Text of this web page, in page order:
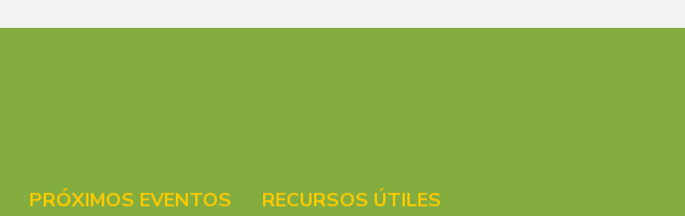
PRÓXIMOS EVENTOS
RECURSOS ÚTILES